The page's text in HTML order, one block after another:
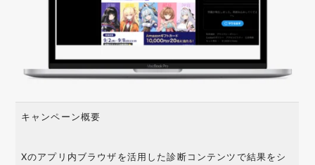
キャンペーン概要
Xのアプリ内ブラウザを活用した診断コンテンツで結果をシ